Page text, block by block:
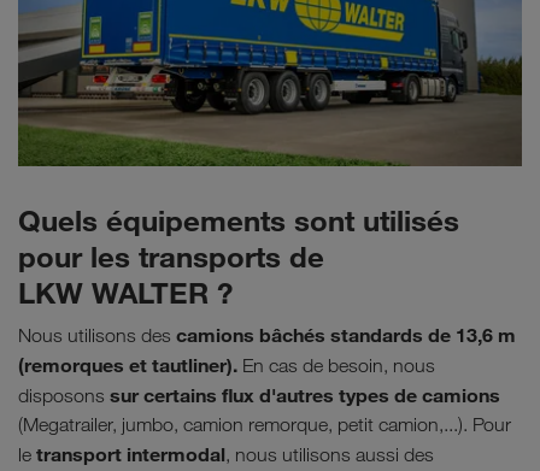
Quels équipements sont utilisés
pour les transports de
LKW WALTER ?
Nous utilisons des camions bâchés standards de 13,6 m
(remorques et tautliner). En cas de besoin, nous
disposons sur certains flux d'autres types de camions
(Megatrailer, jumbo, camion remorque, petit camion,...). Pour
le transport intermodal, nous utilisons aussi des